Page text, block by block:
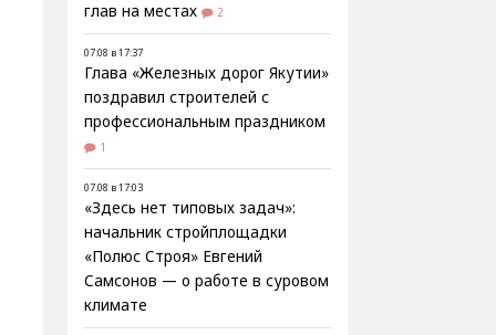
глав на местах
2
07.08 в 17:37
Глава «Железных дорог Якутии»
поздравил строителей с
профессиональным праздником
1
07.08 в 17:03
«Здесь нет типовых задач»:
начальник стройплощадки
«Полюс Строя» Евгений
Самсонов — о работе в суровом
климате